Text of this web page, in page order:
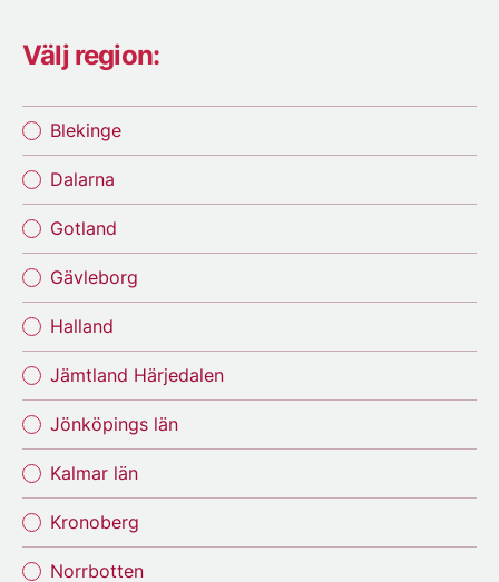
Välj region:
Blekinge
Dalarna
Gotland
Gävleborg
Halland
Jämtland Härjedalen
Jönköpings län
Kalmar län
Kronoberg
Norrbotten